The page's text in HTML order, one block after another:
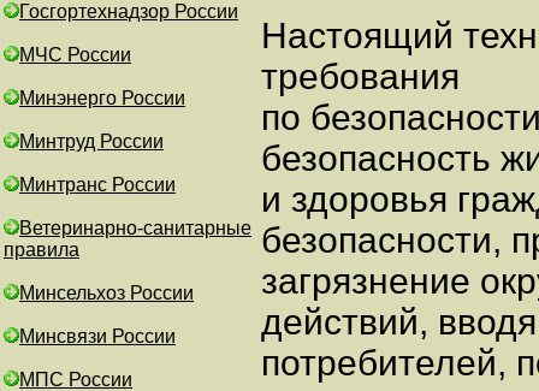
Госгортехнадзор России
МЧС России
Минэнерго России
Минтруд России
Минтранс России
Ветеринарно-санитарные
правила
Минсельхоз России
Минсвязи России
МПС России
Настоящий
требования
по
безопасность
и здоровья
безопасности,
загрязнение
действий,
потребителей,